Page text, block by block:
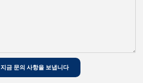
지금 문의 사항을 보냅니다